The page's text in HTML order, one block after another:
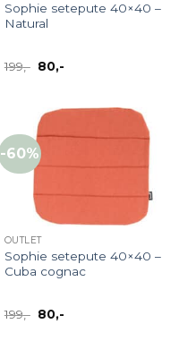
Sophie setepute 40×40 –
Natural
199,- Opprinnelig
pris
80,-Nåværende
-60%
OUTLET
Sophie setepute 40×40 –
Cuba cognac
199,- Opprinnelig
pris
80,-Nåværende